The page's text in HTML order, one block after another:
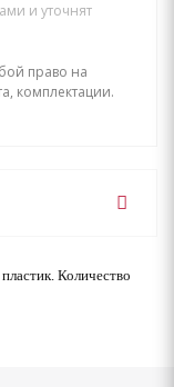
и уточнят
право на
комплектации.
Количество